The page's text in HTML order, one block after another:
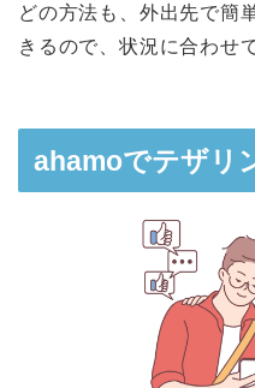
どの方法も、外出先で簡
きるので、状況に合わせ
ahamoでテザリ